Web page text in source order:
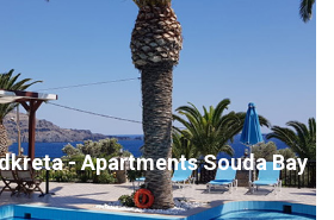
- Apartments Souda Bay